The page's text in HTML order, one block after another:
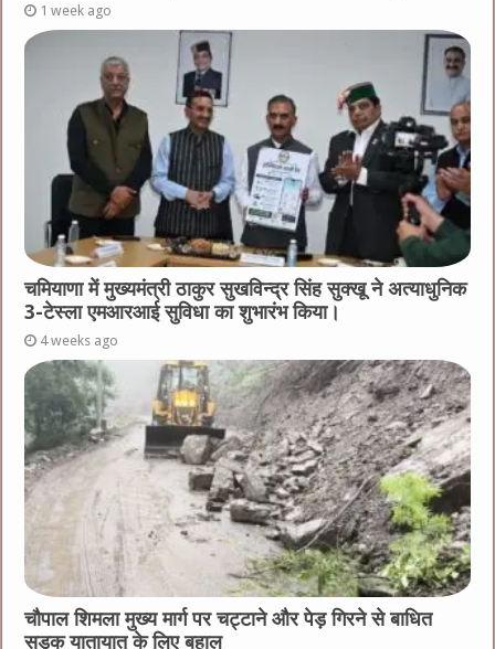
1 week ago
चमियाणा में मुख्यमंत्री ठाकुर सुखविन्द्र सिंह सुक्खू ने अत्याधुनिक
3-टेस्ला एमआरआई सुविधा का शुभारंभ किया।
4 weeks ago
चौपाल शिमला मुख्य मार्ग पर चट्टाने और पेड़ गिरने से बाधित
सड़क यातायात के लिए बहाल